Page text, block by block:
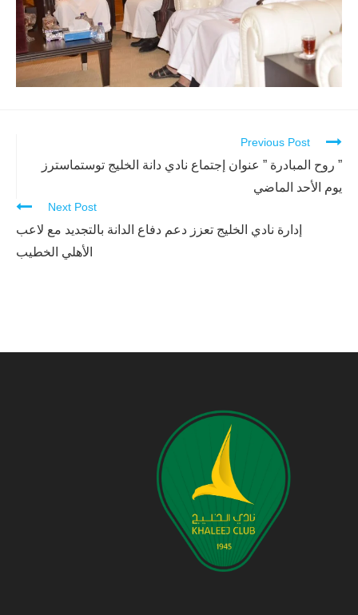
Continue
Reading
Previous Post
” روح المبادرة ” عنوان إجتماع نادي دانة الخليج توستماسترز
يوم الأحد الماضي
Next Post
إدارة نادي الخليج تعزز دعم دفاع الدانة بالتجديد مع لاعب
الأهلي الخطيب